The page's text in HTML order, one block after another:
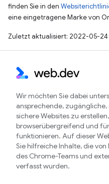
finden Sie in den
eine eingetragene Marke von
Zuletzt aktualisiert: 2022-05-24
Wir möchten Sie dabei
ansprechende, zugängliche,
sichere Websites zu
browserübergreifend und
funktionieren. Auf dieser
Sie hilfreiche Inhalte, die
des Chrome-Teams und
verfasst wurden.